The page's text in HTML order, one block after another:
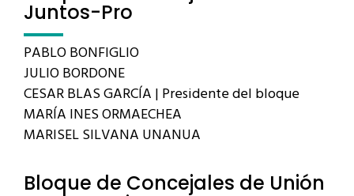
Juntos-Pro
PABLO BONFIGLIO
JULIO BORDONE
CESAR BLAS GARCÍA | Presidente del bloque
MARÍA INES ORMAECHEA
MARISEL SILVANA UNANUA
Bloque de Concejales de Unión